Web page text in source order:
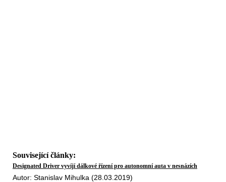
Související články:
Designated Driver vyvíjí dálkové řízení pro autonomní auta v nesnázích
Autor: Stanislav Mihulka (28.03.2019)